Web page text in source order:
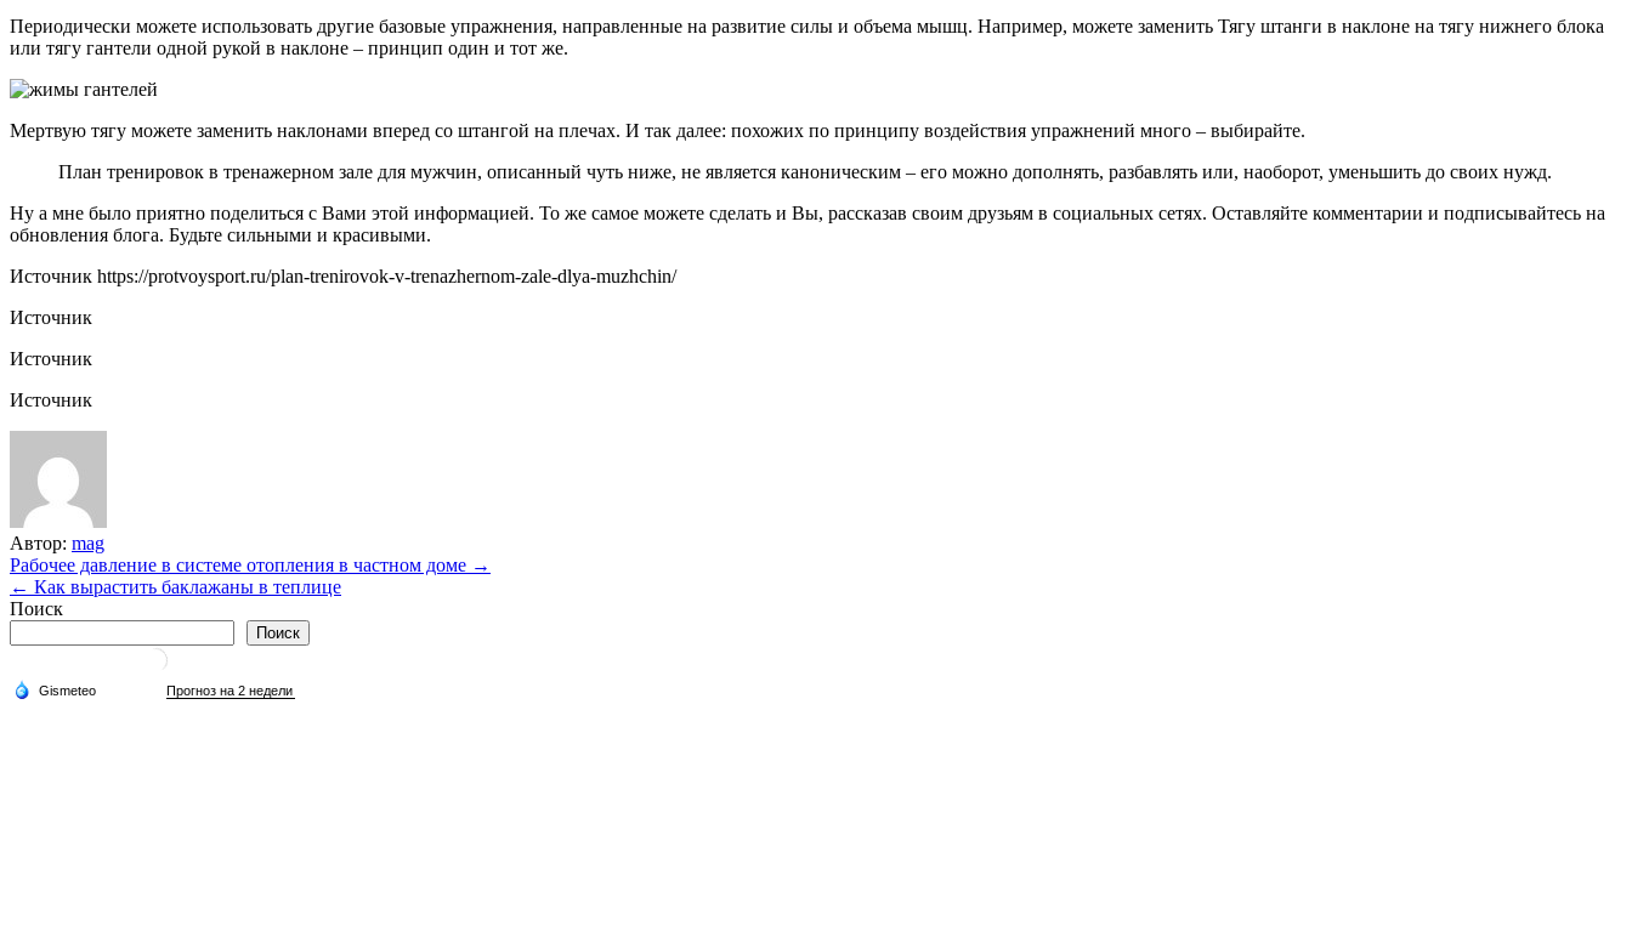
Периодически можете использовать другие базовые упражнения, направленные на развитие силы и объема мышц. Например, можете заменить Тягу штанги в наклоне на тягу нижнего блока
или тягу гантели одной рукой в наклоне – принцип один и тот же.
Мертвую тягу можете заменить наклонами вперед со штангой на плечах. И так далее: похожих по принципу воздействия упражнений много – выбирайте.
План тренировок в тренажерном зале для мужчин, описанный чуть ниже, не является каноническим – его можно дополнять, разбавлять или, наоборот, уменьшить до своих нужд.
Ну а мне было приятно поделиться с Вами этой информацией. То же самое можете сделать и Вы, рассказав своим друзьям в социальных сетях. Оставляйте комментарии и подписывайтесь на
обновления блога. Будьте сильными и красивыми.
Источник https://protvoysport.ru/plan-trenirovok-v-trenazhernom-zale-dlya-muzhchin/
Источник
Источник
Источник
Автор: mag
Навигация
по
Рабочее давление в системе отопления в частном доме →
← Как вырастить баклажаны в теплице
Поиск
Поиск